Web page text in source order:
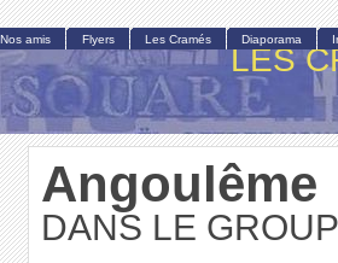
LES
Angoulême
DANS LE
Nos amis Flyers Les Cramés Diaporama